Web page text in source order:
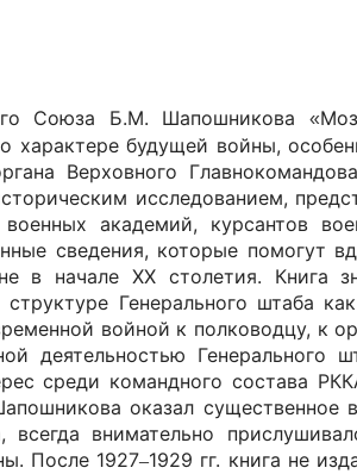
Союза Б.М. Шапошникова «
будущей войны,
Верховного
исследованием,
академий, курсантов
сведения, которые помогут
в начале XX столетия. Книга
Генерального штаба
войной к полководцу, к
деятельностью Генерального
среди командного состава
оказал существенное
внимательно
После 1927–1929 гг. книга не